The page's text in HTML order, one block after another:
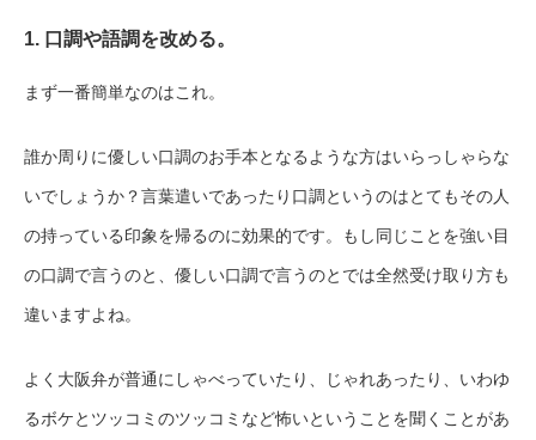
1. 口調や語調を改める。
まず一番簡単なのはこれ。
誰か周りに優しい口調のお手本となるような方はいらっしゃらな
いでしょうか？言葉遣いであったり口調というのはとてもその人
の持っている印象を帰るのに効果的です。もし同じことを強い目
の口調で言うのと、優しい口調で言うのとでは全然受け取り方も
違いますよね。
よく大阪弁が普通にしゃべっていたり、じゃれあったり、いわゆ
るボケとツッコミのツッコミなど怖いということを聞くことがあ